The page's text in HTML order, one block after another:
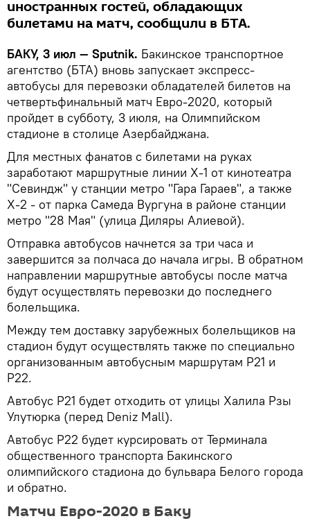
иностранных гостей, обладающих
билетами на матч, сообщили в БТА.
БАКУ, 3 июл — Sputnik. Бакинское транспортное
агентство (БТА) вновь запускает экспресс-
автобусы для перевозки обладателей билетов на
четвертьфинальный матч Евро-2020, который
пройдет в субботу, 3 июля, на Олимпийском
стадионе в столице Азербайджана.
Для местных фанатов с билетами на руках
заработают маршрутные линии X-1 от кинотеатра
"Севиндж" у станции метро "Гара Гараев", а также
X-2 - от парка Самеда Вургуна в районе станции
метро "28 Мая" (улица Диляры Алиевой).
Отправка автобусов начнется за три часа и
завершится за полчаса до начала игры. В обратном
направлении маршрутные автобусы после матча
будут осуществлять перевозки до последнего
болельщика.
Между тем доставку зарубежных болельщиков на
стадион будут осуществлять также по специально
организованным автобусным маршрутам P21 и
P22.
Автобус P21 будет отходить от улицы Халила Рзы
Улутюрка (перед Deniz Mall).
Автобус P22 будет курсировать от Терминала
общественного транспорта Бакинского
олимпийского стадиона до бульвара Белого города
и обратно.
Матчи Евро-2020 в Баку